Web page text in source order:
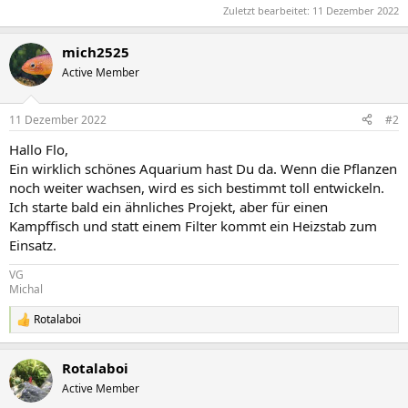
Zuletzt bearbeitet: 11 Dezember 2022
mich2525
Active Member
11 Dezember 2022 #2
Hallo Flo,
Ein wirklich schönes Aquarium hast Du da. Wenn die Pflanzen
noch weiter wachsen, wird es sich bestimmt toll entwickeln.
Ich starte bald ein ähnliches Projekt, aber für einen
Kampffisch und statt einem Filter kommt ein Heizstab zum
Einsatz.
VG
Michal
R
e
k
t
i
Rotalaboi
Rotalaboi
Active Member